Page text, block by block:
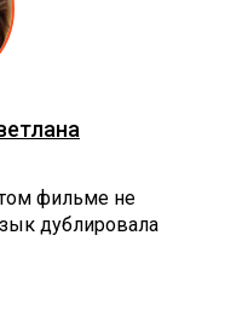
фильме не
дублировала